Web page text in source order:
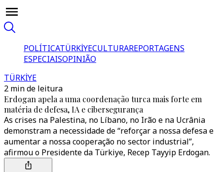
POLÍTICATÜRKİYECULTURAREPORTAGENS
ESPECIAISOPINIÃO
TÜRKİYE
2 min de leitura
Erdogan apela a uma coordenação turca mais forte em
matéria de defesa, IA e cibersegurança
As crises na Palestina, no Líbano, no Irão e na Ucrânia
demonstram a necessidade de “reforçar a nossa defesa e
aumentar a nossa cooperação no sector industrial”,
afirmou o Presidente da Türkiye, Recep Tayyip Erdogan.